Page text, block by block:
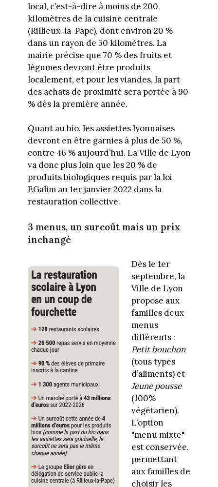
local, c’est-à-dire à moins de 200
kilomètres de la cuisine centrale
(Rillieux-la-Pape), dont environ 20 %
dans un rayon de 50 kilomètres. La
mairie précise que 70 % des fruits et
légumes devront être produits
localement, et pour les viandes, la part
des achats de proximité sera portée à 90
% dès la première année.
Quant au bio, les assiettes lyonnaises
devront en être garnies à plus de 50 %,
contre 46 % aujourd’hui. La Ville de Lyon
va donc plus loin que les 20 % de
produits biologiques requis par la loi
EGalim au 1er janvier 2022 dans la
restauration collective.
3 menus, un surcoût mais un prix
inchangé
Dès le 1er
septembre, la
Ville de Lyon
propose aux
familles deux
menus
différents :
Petit bouchon
(tous types
d’aliments) et
Jeune pousse
(100%
végétarien).
L’option
"menu mixte"
est conservée,
permettant
aux familles de
choisir les